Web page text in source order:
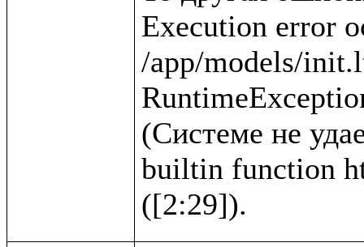
Execution error
/app/models/
(Системе не
builtin function